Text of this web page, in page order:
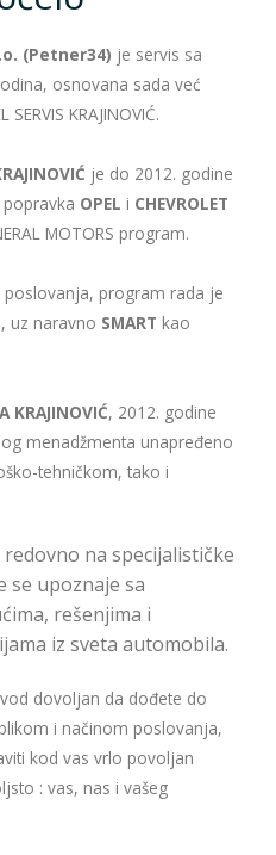
usluge
auto
(Petner34) je servis sa
osnovana sada već
KRAJINOVIĆ.
je do 2012. godine
OPEL i CHEVROLET
MOTORS program.
program rada je
, uz naravno SMART kao
KRAJINOVIĆ, 2012. godine
menadžmenta unapređeno
tehničkom, tako i
na specijalističke
se upoznaje sa
rešenjima i
iz sveta automobila.
dovoljan da dođete do
i načinom poslovanja,
kod vas vrlo povoljan
: vas, nas i vašeg